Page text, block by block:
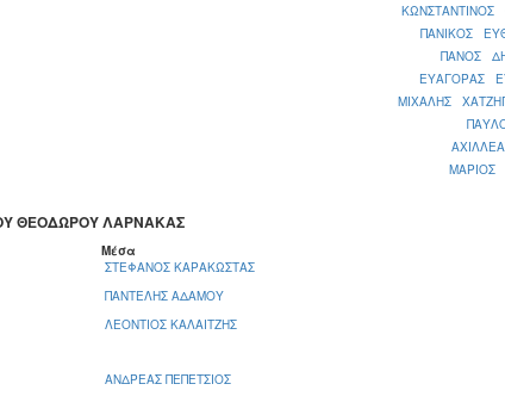
ΚΩΝΣΤΑΝΤΙΝΟΣ
ΠΑΝΙΚΟΣ
ΠΑΝΟΣ
ΕΥΑΓΟΡΑΣ
ΜΙΧΑΛΗΣ
ΜΑΡΙΟΣ
ΘΕΟΔΩΡΟΥ ΛΑΡΝΑΚΑΣ
Μέσα
ΣΤΕΦΑΝΟΣ ΚΑΡΑΚΩΣΤΑΣ
ΠΑΝΤΕΛΗΣ ΑΔΑΜΟΥ
ΛΕΟΝΤΙΟΣ ΚΑΛΑΙΤΖΗΣ
ΑΝΔΡΕΑΣ ΠΕΠΕΤΣΙΟΣ